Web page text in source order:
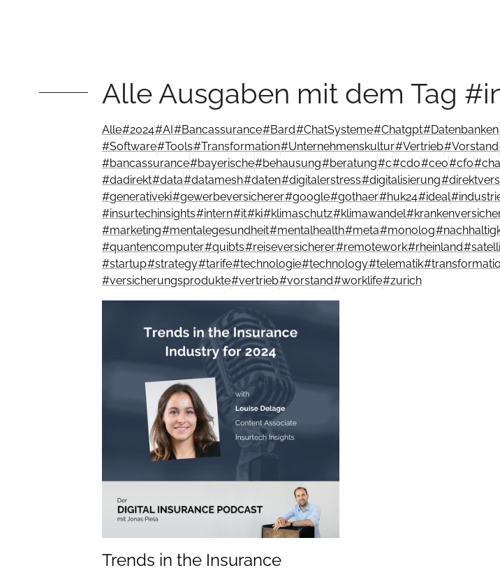
Alle Ausgaben mit dem Tag
Alle#2024#AI#Bancassurance#Bard#ChatSysteme#Chatgpt#Datenbanken
#Software#Tools#Transformation#Unternehmenskultur#Vertrieb#Vorstand
#bancassurance#bayerische#behausung#beratung#c#cdo#ceo#cfo#
#dadirekt#data#datamesh#daten#digitalerstress#digitalisierung#
#generativeki#gewerbeversicherer#google#gothaer#huk24#ideal#
#insurtechinsights#intern#it#ki#klimaschutz#klimawandel#
#marketing#mentalegesundheit#mentalhealth#meta#monolog#
#quantencomputer#quibts#reiseversicherer#remotework#rheinland#
#startup#strategy#tarife#technologie#technology#telematik#
#versicherungsprodukte#vertrieb#vorstand#worklife#zurich
Trends in the Insurance